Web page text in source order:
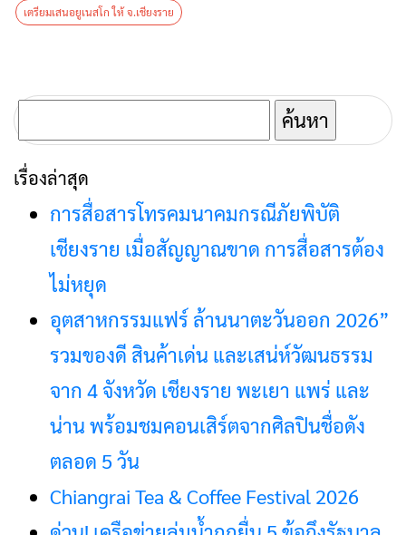
เตรียมเสนอยูเนสโก ให้ จ.เชียงราย
ค้นหา
สำหรับ:
เรื่องล่าสุด
การสื่อสารโทรคมนาคมกรณีภัยพิบัติ
เชียงราย เมื่อสัญญาณขาด การสื่อสารต้อง
ไม่หยุด
อุตสาหกรรมแฟร์ ล้านนาตะวันออก 2026”
รวมของดี สินค้าเด่น และเสน่ห์วัฒนธรรม
จาก 4 จังหวัด เชียงราย พะเยา แพร่ และ
น่าน พร้อมชมคอนเสิร์ตจากศิลปินชื่อดัง
ตลอด 5 วัน
Chiangrai Tea & Coffee Festival 2026